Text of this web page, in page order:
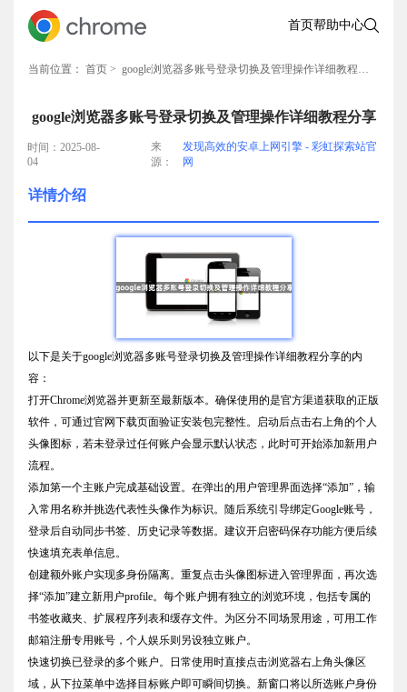
首页帮助中心
当前位置： 首页 > google浏览器多账号登录切换及管理操作详细教程分享
google浏览器多账号登录切换及管理操作详细教程分享
时间：2025-08-
04
来
源：
发现高效的安卓上网引擎 - 彩虹探索站官
网
详情介绍
以下是关于google浏览器多账号登录切换及管理操作详细教程分享的内
容：
打开Chrome浏览器并更新至最新版本。确保使用的是官方渠道获取的正版
软件，可通过官网下载页面验证安装包完整性。启动后点击右上角的个人
头像图标，若未登录过任何账户会显示默认状态，此时可开始添加新用户
流程。
添加第一个主账户完成基础设置。在弹出的用户管理界面选择“添加”，输
入常用名称并挑选代表性头像作为标识。随后系统引导绑定Google账号，
登录后自动同步书签、历史记录等数据。建议开启密码保存功能方便后续
快速填充表单信息。
创建额外账户实现多身份隔离。重复点击头像图标进入管理界面，再次选
择“添加”建立新用户profile。每个账户拥有独立的浏览环境，包括专属的
书签收藏夹、扩展程序列表和缓存文件。为区分不同场景用途，可用工作
邮箱注册专用账号，个人娱乐则另设独立账户。
快速切换已登录的多个账户。日常使用时直接点击浏览器右上角头像区
域，从下拉菜单中选择目标账户即可瞬间切换。新窗口将以所选账户身份